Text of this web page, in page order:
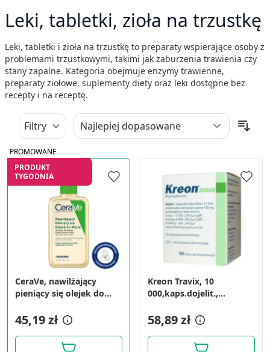
Leki, tabletki, zioła na trzustkę
Leki, tabletki i zioła na trzustkę to preparaty wspierające osoby z
problemami trzustkowymi, takimi jak zaburzenia trawienia czy
stany zapalne. Kategoria obejmuje enzymy trawienne,
preparaty ziołowe, suplementy diety oraz leki dostępne bez
recepty i na receptę.
Filtry
PROMOWANE
PRODUKT
TYGODNIA
CeraVe, nawilżający
pieniący się olejek do
45,19 zł
Kreon Travix, 10
000,kaps.dojelit.,
58,89 zł